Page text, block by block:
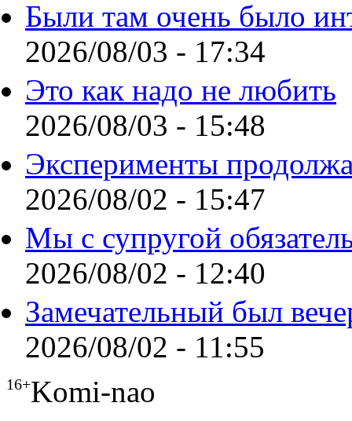
Были там очень было
2026/08/03 - 17:34
Это как надо не любить
2026/08/03 - 15:48
Эксперименты
2026/08/02 - 15:47
Мы с супругой
2026/08/02 - 12:40
Замечательный был
2026/08/02 - 11:55
16+Komi-nao